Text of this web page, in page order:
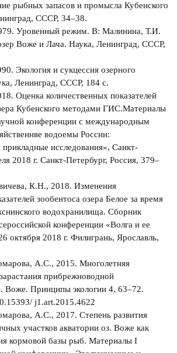
рыбных запасов и промысла Кубенского
СССР, 34–38.
Уровенный режим. В: Малинина, Т.И.
Воже и Лача. Наука, Ленинград, СССР,
Экология и сукцессия озерного
Ленинград, СССР, 184 с.
Оценка количественных показателей
Кубенского методами ГИС.Материалы
конференции с международным
водоемы России:
исследования», Санкт-
2018 г. Санкт-Петербург, Россия, 379–
К.Н., 2018. Изменения
зообентоса озера Белое за время
водохранилища. Сборник
конференции «Волга и ее
октября 2018 г. Филигрань, Ярославль,
А.С., 2015. Многолетняя
прибрежноводной
Воже. Принципы экологии 4, 63–72.
j1.art.2015.4622
А.С., 2017. Степень развития
участков акватории оз. Воже как
кормовой базы рыб. Материалы I